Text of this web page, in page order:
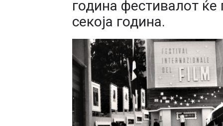
година фестивалот
секоја година.